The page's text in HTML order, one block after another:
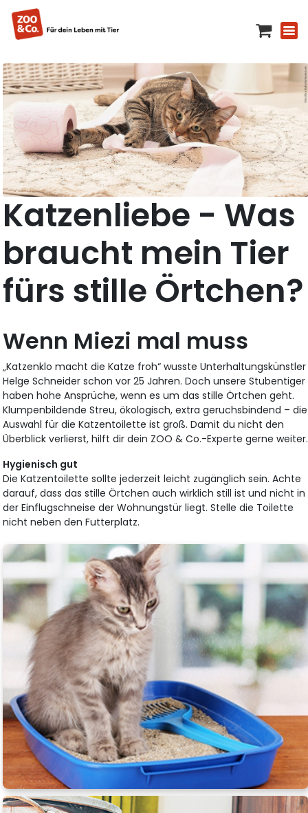
Katzenliebe - Was
braucht mein Tier
fürs stille Örtchen?
Wenn Miezi mal muss
„Katzenklo macht die Katze froh“ wusste Unterhaltungskünstler
Helge Schneider schon vor 25 Jahren. Doch unsere Stubentiger
haben hohe Ansprüche, wenn es um das stille Örtchen geht.
Klumpenbildende Streu, ökologisch, extra geruchsbindend – die
Auswahl für die Katzentoilette ist groß. Damit du nicht den
Überblick verlierst, hilft dir dein ZOO & Co.-Experte gerne weiter.
Hygienisch gut
Die Katzentoilette sollte jederzeit leicht zugänglich sein. Achte
darauf, dass das stille Örtchen auch wirklich still ist und nicht in
der Einflugschneise der Wohnungstür liegt. Stelle die Toilette
nicht neben den Futterplatz.